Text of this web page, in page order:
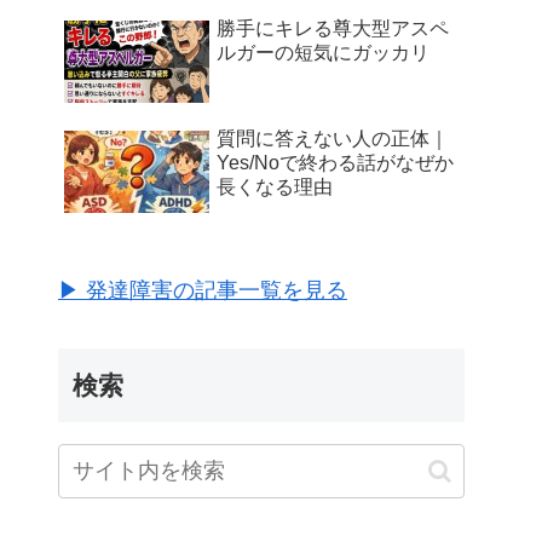
勝手にキレる尊大型アスペ
ルガーの短気にガッカリ
質問に答えない人の正体｜
Yes/Noで終わる話がなぜか
長くなる理由
▶ 発達障害の記事一覧を見る
検索